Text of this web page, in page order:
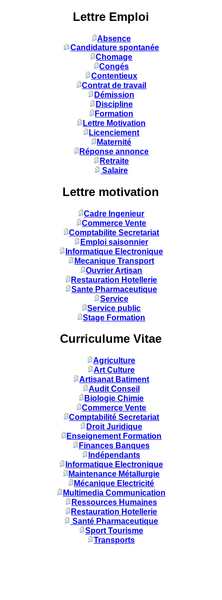
Lettre Emploi
Absence
Candidature spontanée
Chomage
Congés
Contentieux
Contrat de travail
Démission
Discipline
Formation
Lettre Motivation
Licenciement
Maternité
Réponse annonce
Retraite
Salaire
Lettre motivation
Cadre Ingenieur
Commerce Vente
Comptabilite Secretariat
Emploi saisonnier
Informatique Electronique
Mecanique Transport
Ouvrier Artisan
Restauration Hotellerie
Sante Pharmaceutique
Service
Service public
Stage Formation
Curriculume Vitae
Agriculture
Art Culture
Artisanat Batiment
Audit Conseil
Biologie Chimie
Commerce Vente
Comptabilité Secretariat
Droit Juridique
Enseignement Formation
Finances Banques
Indépendants
Informatique Electronique
Maintenance Métallurgie
Mécanique Electricité
Multimedia Communication
Ressources Humaines
Restauration Hotellerie
Santé Pharmaceutique
Sport Tourisme
Transports